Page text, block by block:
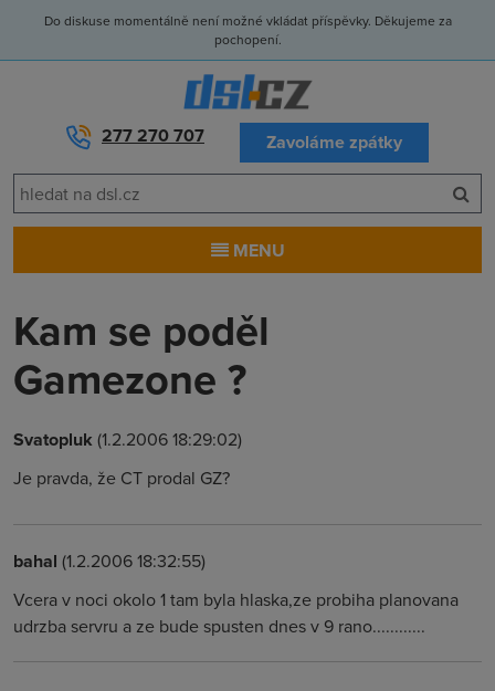
Do diskuse momentálně není možné vkládat příspěvky. Děkujeme za
pochopení.
277 270 707 Zavoláme zpátky
MENU
Kam se poděl
Gamezone ?
Svatopluk (1.2.2006 18:29:02)
Je pravda, že CT prodal GZ?
bahal (1.2.2006 18:32:55)
Vcera v noci okolo 1 tam byla hlaska,ze probiha planovana
udrzba servru a ze bude spusten dnes v 9 rano............